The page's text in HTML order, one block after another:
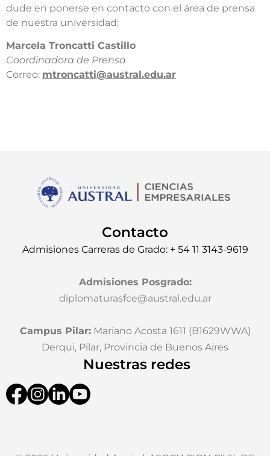
dude en ponerse en contacto con el área de prensa
de nuestra universidad:​
​Marcela Troncatti Castillo​
Coordinadora de Prensa​
Correo: mtroncatti@austral.edu.ar​
Contacto
Admisiones Carreras de Grado: + 54 11 3143-9619
Admisiones Posgrado:
diplomaturasfce@austral.edu.ar
Campus Pilar:Mariano Acosta 1611 (B1629WWA)
Derqui, Pilar, Provincia de Buenos Aires
Nuestras redes